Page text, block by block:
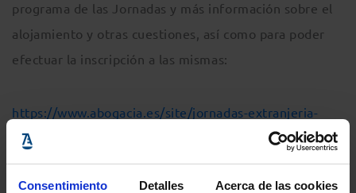
Consentimiento Detalles Acerca de las cookies
programa de las Jornadas y más información sobre el
alojamiento y otras cuestiones, así como para poder
efectuar la inscripción a las mismas:
https://www.abogacia.es/site/jornadas-extranjeria-
2018/inscripcion-4/
Comparte: